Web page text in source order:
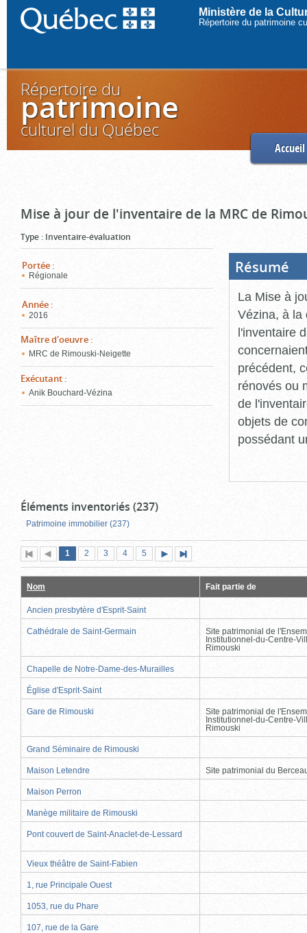
Ministère de la
Répertoire du patrimoine
Répertoire du
patrimoine
culturel du Québec
Accueil
Mise à jour de l'inventaire de la MRC de
Type : Inventaire-évaluation
Portée :
Régionale
Année :
2016
Maître d'oeuvre :
MRC de Rimouski-Neigette
Exécutant :
Anik Bouchard-Vézina
Résumé
La Mise à
Vézina, à la
l'inventaire
précédent,
rénovés ou
de
objets de
possédant
Éléments inventoriés (237)
Patrimoine immobilier (237)
Première
page
Page
précédente
Page
1 (page
actuelle)
Page
2 Page
3 Page
4 Page
5
suivante
page
Nom Fait partie de
Ancien presbytère d'Esprit-Saint
Cathédrale de Saint-Germain
Site patrimonial de
Institutionnel-du-Centre-
Rimouski
Chapelle de Notre-Dame-des-Murailles
Église d'Esprit-Saint
Gare de Rimouski
Site patrimonial de
Institutionnel-du-Centre-
Rimouski
Grand Séminaire de Rimouski
Maison Letendre Site patrimonial du
Maison Perron
Manège militaire de Rimouski
Pont couvert de Saint-Anaclet-de-Lessard
Vieux théâtre de Saint-Fabien
1, rue Principale Ouest
1053, rue du Phare
107, rue de la Gare